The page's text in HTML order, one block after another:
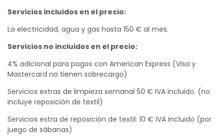
Servicios incluidos en el precio:
La electricidad, agua y gas hasta 150 € al mes.
Servicios no incluidos en el precio:
4% adicional para pagos con American Express (Visa y
Mastercard no tienen sobrecargo)
Servicios extras de limpieza semanal 50 € IVA incluido. (no
incluye reposición de textil)
Servicios extra de reposición de textil: 10 € IVA incluido (por
juego de sábanas)